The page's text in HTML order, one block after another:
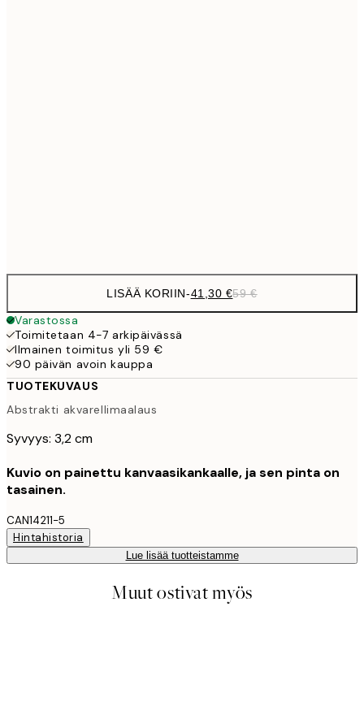
LISÄÄ KORIIN-41,30 €59 €
Varastossa
Toimitetaan 4-7 arkipäivässä
Ilmainen toimitus yli 59 €
90 päivän avoin kauppa
TUOTEKUVAUS
Abstrakti akvarellimaalaus
Syvyys: 3,2 cm
Kuvio on painettu kanvaasikankaalle, ja sen pinta on
tasainen.
CAN14211-5
Hintahistoria
Lue lisää tuotteistamme
Muut ostivat myös